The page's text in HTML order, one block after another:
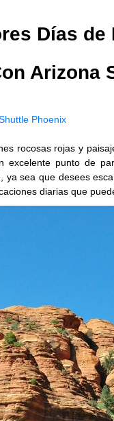
Días
Arizona
Phoenix
rocosas rojas y
excelente punto de
ya sea que desees
diarias que